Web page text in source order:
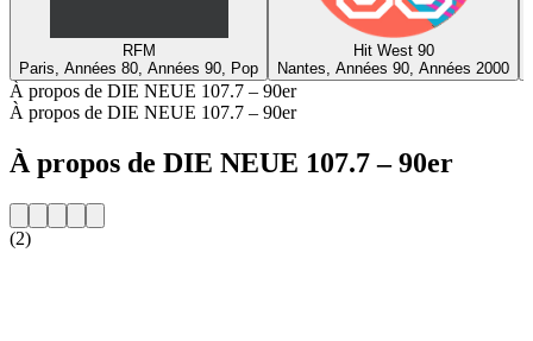
RFM
Paris, Années 80, Années 90, Pop
Hit West 90
Nantes, Années 90, Années 2000
À propos de DIE NEUE 107.7 – 90er
À propos de DIE NEUE 107.7 – 90er
À propos de DIE NEUE 107.7 – 90er
(2)